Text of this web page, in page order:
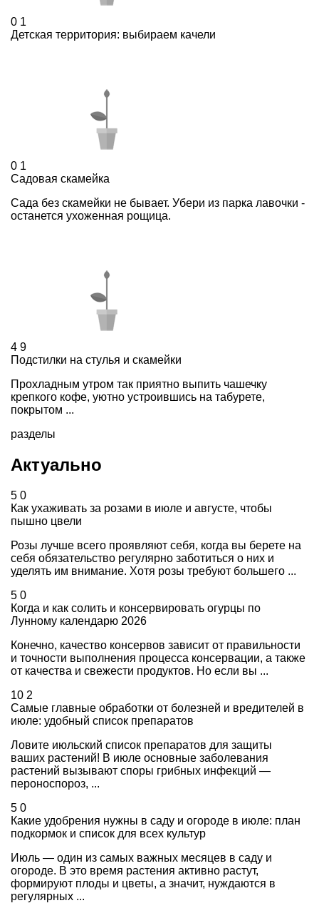
0 1
Детская территория: выбираем качели
0 1
Садовая скамейка
Cада без скамейки не бывает. Убери из парка лавочки -
останется ухоженная рощица.
4 9
Подстилки на стулья и скамейки
Прохладным утром так приятно выпить чашечку
крепкого кофе, уютно устроившись на табурете,
покрытом ...
разделы
Актуально
5 0
Как ухаживать за розами в июле и августе, чтобы
пышно цвели
Розы лучше всего проявляют себя, когда вы берете на
себя обязательство регулярно заботиться о них и
уделять им внимание. Хотя розы требуют большего ...
5 0
Когда и как солить и консервировать огурцы по
Лунному календарю 2026
Конечно, качество консервов зависит от правильности
и точности выполнения процесса консервации, а также
от качества и свежести продуктов. Но если вы ...
10 2
Самые главные обработки от болезней и вредителей в
июле: удобный список препаратов
Ловите июльский список препаратов для защиты
ваших растений! В июле основные заболевания
растений вызывают споры грибных инфекций —
пероноспороз, ...
5 0
Какие удобрения нужны в саду и огороде в июле: план
подкормок и список для всех культур
Июль — один из самых важных месяцев в саду и
огороде. В это время растения активно растут,
формируют плоды и цветы, а значит, нуждаются в
регулярных ...